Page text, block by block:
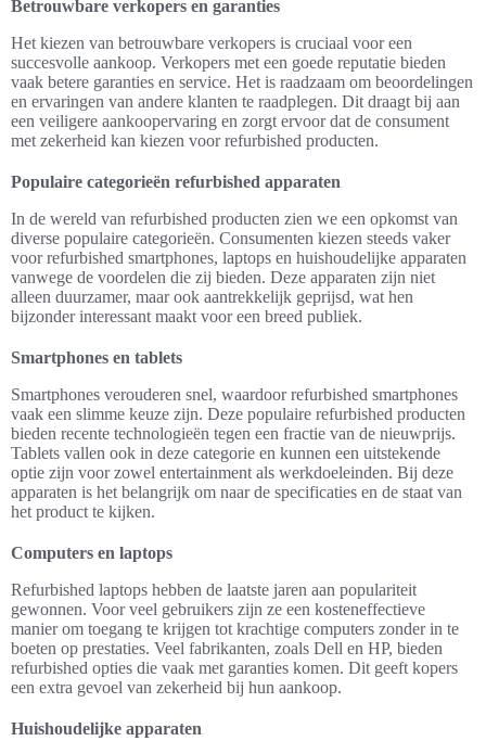
Betrouwbare verkopers en garanties
Het kiezen van betrouwbare verkopers is cruciaal voor een
succesvolle aankoop. Verkopers met een goede reputatie bieden
vaak betere garanties en service. Het is raadzaam om beoordelingen
en ervaringen van andere klanten te raadplegen. Dit draagt bij aan
een veiligere aankoopervaring en zorgt ervoor dat de consument
met zekerheid kan kiezen voor refurbished producten.
Populaire categorieën refurbished apparaten
In de wereld van refurbished producten zien we een opkomst van
diverse populaire categorieën. Consumenten kiezen steeds vaker
voor refurbished smartphones, laptops en huishoudelijke apparaten
vanwege de voordelen die zij bieden. Deze apparaten zijn niet
alleen duurzamer, maar ook aantrekkelijk geprijsd, wat hen
bijzonder interessant maakt voor een breed publiek.
Smartphones en tablets
Smartphones verouderen snel, waardoor refurbished smartphones
vaak een slimme keuze zijn. Deze populaire refurbished producten
bieden recente technologieën tegen een fractie van de nieuwprijs.
Tablets vallen ook in deze categorie en kunnen een uitstekende
optie zijn voor zowel entertainment als werkdoeleinden. Bij deze
apparaten is het belangrijk om naar de specificaties en de staat van
het product te kijken.
Computers en laptops
Refurbished laptops hebben de laatste jaren aan populariteit
gewonnen. Voor veel gebruikers zijn ze een kosteneffectieve
manier om toegang te krijgen tot krachtige computers zonder in te
boeten op prestaties. Veel fabrikanten, zoals Dell en HP, bieden
refurbished opties die vaak met garanties komen. Dit geeft kopers
een extra gevoel van zekerheid bij hun aankoop.
Huishoudelijke apparaten